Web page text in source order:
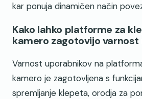
kar ponuja dinamičen način
Kako lahko platforme za
kamero zagotovijo varnost
Varnost uporabnikov na
kamero je zagotovljena s
spremljanje klepeta, orodja za